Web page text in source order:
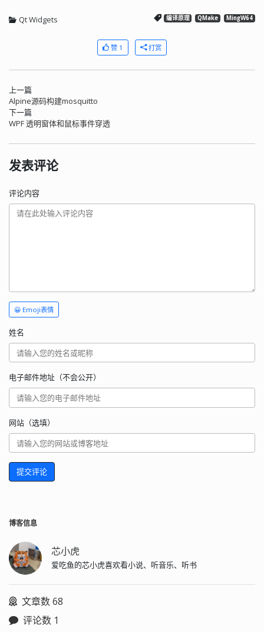
Qt Widgets 编译原理 QMake MingW64
赞 1 打赏
上一篇
Alpine源码构建mosquitto
下一篇
WPF 透明窗体和鼠标事件穿透
发表评论
评论内容
😀 Emoji表情
姓名
电子邮件地址（不会公开）
网站（选填）
提交评论
博客信息
芯小虎
爱吃鱼的芯小虎喜欢看小说、听音乐、听书
文章数 68
评论数 1